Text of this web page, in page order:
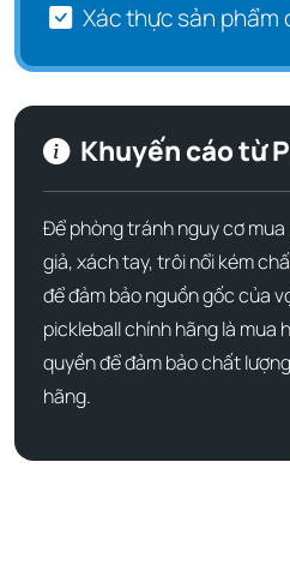
Xác thực sản phẩm
Khuyến cáo từ
Để phòng tránh nguy cơ
giả, xách tay, trôi nổi kém
để đảm bảo nguồn gốc của
pickleball chính hãng là mua
quyền để đảm bảo chất
hãng.